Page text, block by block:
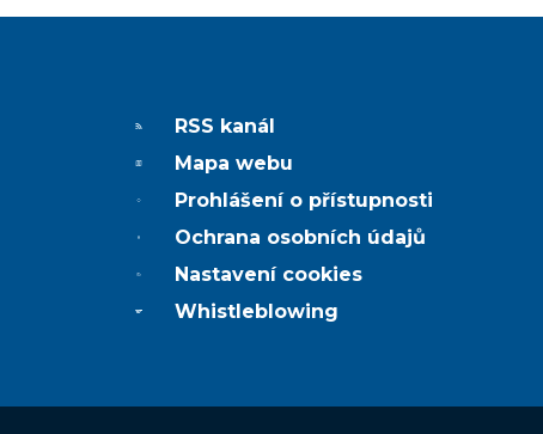
RSS kanál
Mapa webu
Prohlášení o přístupnosti
Ochrana osobních údajů
Nastavení cookies
Whistleblowing